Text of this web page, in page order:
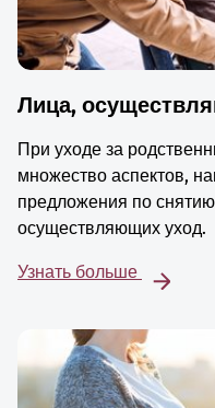
Лица,
При уходе за
множество аспектов,
предложения по
осуществляющих уход.
Узнать больше